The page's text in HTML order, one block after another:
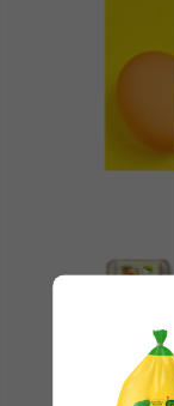
Деревенские с0